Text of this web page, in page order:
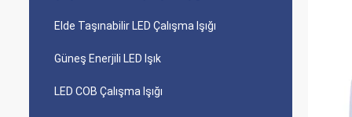
Elde Taşınabilir LED Çalışma Işığı
Güneş Enerjili LED Işık
LED COB Çalışma Işığı